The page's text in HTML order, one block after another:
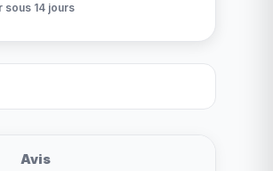
sous 14 jours
Avis